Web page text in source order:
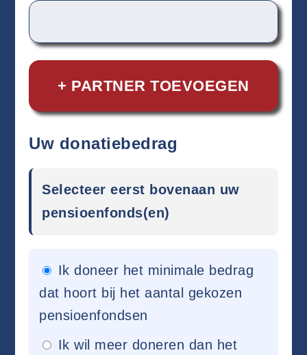
+ PARTNER TOEVOEGEN
Uw donatiebedrag
Selecteer eerst bovenaan uw
pensioenfonds(en)
Ik doneer het minimale bedrag
dat hoort bij het aantal gekozen
pensioenfondsen
Ik wil meer doneren dan het